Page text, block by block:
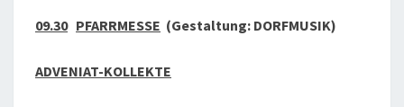
09.30 PFARRMESSE (Gestaltung: DORFMUSIK)
ADVENIAT-KOLLEKTE